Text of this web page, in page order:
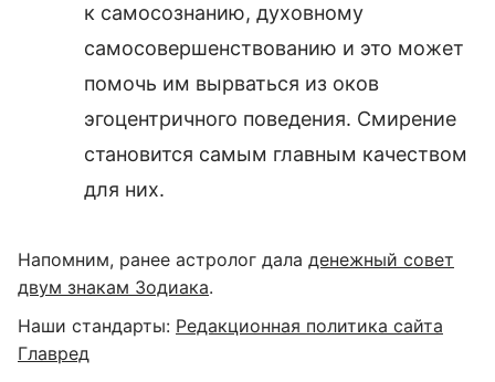
к самосознанию, духовному
самосовершенствованию и это может
помочь им вырваться из оков
эгоцентричного поведения. Смирение
становится самым главным качеством
для них.
Напомним, ранее астролог дала денежный совет
двум знакам Зодиака.
Наши стандарты: Редакционная политика сайта
Главред